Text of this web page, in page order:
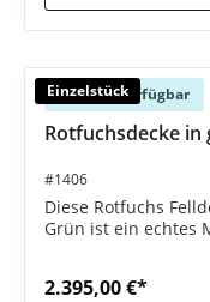
Einzelstück
Sofort verfügbar
Rotfuchsdecke in
#1406
Diese Rotfuchs
Grün ist ein echtes
2.395,00 €*